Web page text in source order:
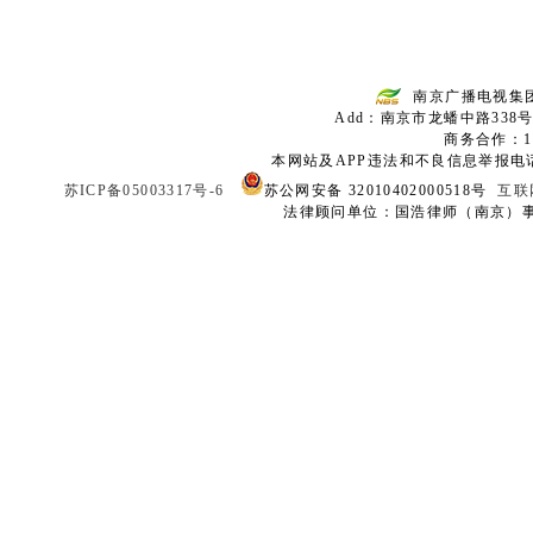
南京广播电视集
Add：南京市龙蟠中路
商务合作：
本网站及APP违法和不良信息举报
苏ICP备05003317号-6
苏公网安备 32010402000518号互联
法律顾问单位：国浩律师（南京）